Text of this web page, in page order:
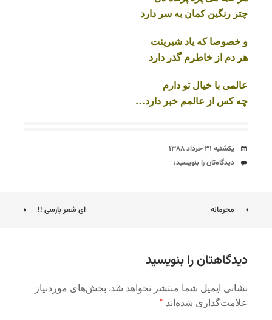
چتر رنگین کمان به سر دارد
و خصوصا که یاد شیرینت
هر دم از خاطرم گذر دارد
عالمی با خیال تو دارم
چه کس از عالمم خبر دارد…
تاریخ
یکشنبه ۳۱ خرداد ۱۳۸۸
دیدگاه‌ها
دیدگاه‌تان را بنویسید:
ناوبری
محرمانه ای شعر پارسی !!
دیدگاهتان را بنویسید
نشانی ایمیل شما منتشر نخواهد شد. بخش‌های موردنیاز
علامت‌گذاری شده‌اند *